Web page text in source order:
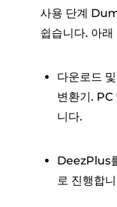
사용 단계
쉽습니다. 아
다운로드
변환기. PC
니다.
DeezPlus
로 진행합